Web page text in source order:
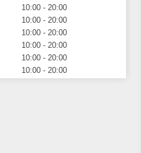
10:00
20:00
10:00
20:00
10:00
20:00
10:00
20:00
10:00
20:00
10:00 20:00